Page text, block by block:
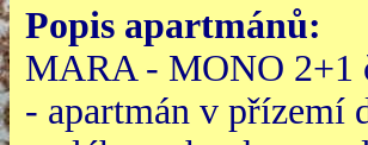
Popis apartmánů:
MARA - MONO 2+1
- apartmán v přízemí